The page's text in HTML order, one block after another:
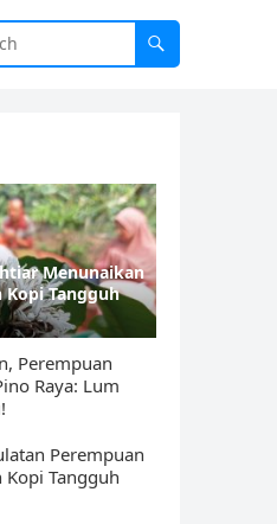
Menunaikan
Tangguh
Perempuan
Raya: Lum
Perempuan
Kopi Tangguh